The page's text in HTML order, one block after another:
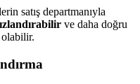
satış departmanıyla
ve daha doğru
olabilir.